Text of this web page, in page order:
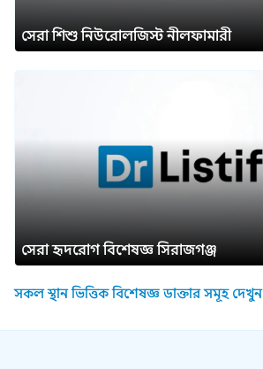
সেরা শিশু নিউরোলজিস্ট নীলফামারী
সেরা হৃদরোগ বিশেষজ্ঞ সিরাজগঞ্জ
সকল স্থান ভিত্তিক বিশেষজ্ঞ ডাক্তার সমূহ দেখুন